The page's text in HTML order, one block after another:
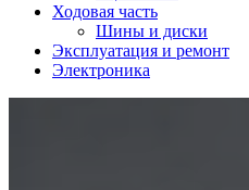
Ходовая часть
Шины и диски
Эксплуатация и ремонт
Электроника